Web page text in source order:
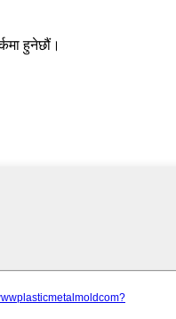
हुनेछौं।